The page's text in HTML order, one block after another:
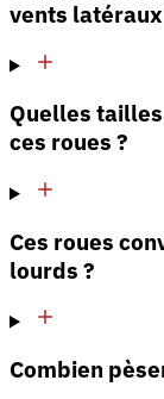
vents latéraux
Quelles
ces roues ?
Ces roues
lourds ?
Combien